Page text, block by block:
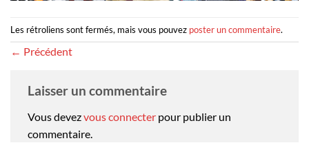
Les rétroliens sont fermés, mais vous pouvez poster un commentaire.
← Précédent
Laisser un commentaire
Vous devezvous connecter pour publier un
commentaire.